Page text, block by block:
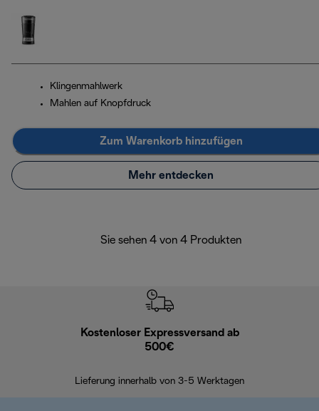
Klingenmahlwerk
Mahlen auf Knopfdruck
Zum Warenkorb hinzufügen
Mehr entdecken
Sie sehen 4 von 4 Produkten
Kostenloser Expressversand ab
500€
Lieferung innerhalb von 3-5 Werktagen